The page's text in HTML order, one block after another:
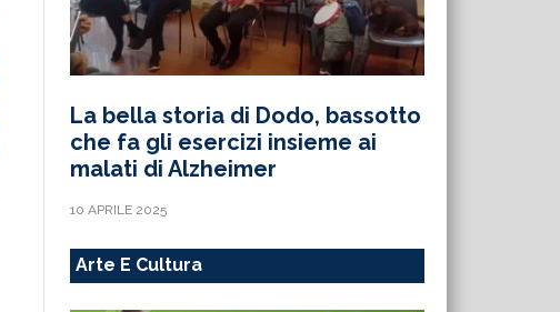
La bella storia di Dodo, bassotto
che fa gli esercizi insieme ai
malati di Alzheimer
10 APRILE 2025
Arte E Cultura